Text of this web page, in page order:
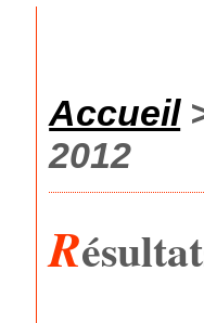
Accueil
2012
R